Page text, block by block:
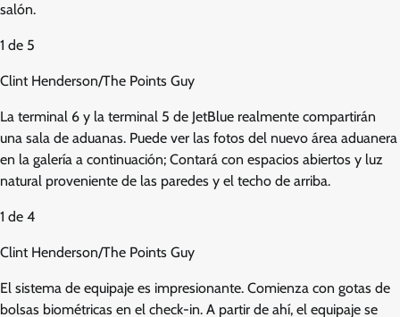
salón.
1 de 5
Clint Henderson/The Points Guy
La terminal 6 y la terminal 5 de JetBlue realmente compartirán
una sala de aduanas. Puede ver las fotos del nuevo área aduanera
en la galería a continuación; Contará con espacios abiertos y luz
natural proveniente de las paredes y el techo de arriba.
1 de 4
Clint Henderson/The Points Guy
El sistema de equipaje es impresionante. Comienza con gotas de
bolsas biométricas en el check-in. A partir de ahí, el equipaje se